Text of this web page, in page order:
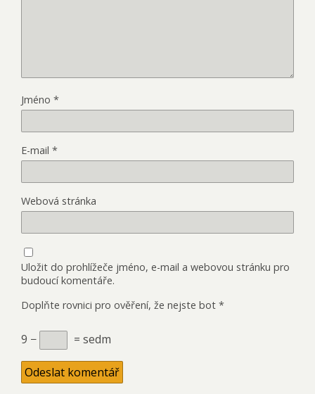
Jméno *
E-mail *
Webová stránka
Uložit do prohlížeče jméno, e-mail a webovou stránku pro
budoucí komentáře.
Doplňte rovnici pro ověření, že nejste bot *
9 − = sedm